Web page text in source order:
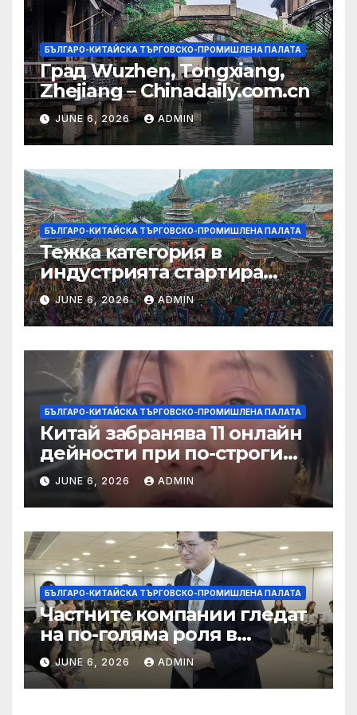
БЪЛГАРО-КИТАЙСКА ТЪРГОВСКО-ПРОМИШЛЕНА ПАЛАТА
Град Wuzhen, Tongxiang,
Zhejiang – Chinadaily.com.cn
JUNE 6, 2026 ADMIN
БЪЛГАРО-КИТАЙСКА ТЪРГОВСКО-ПРОМИШЛЕНА ПАЛАТА
Тежка категория в
индустрията стартира
алианс за космическа
слънчева енергия
JUNE 6, 2026 ADMIN
БЪЛГАРО-КИТАЙСКА ТЪРГОВСКО-ПРОМИШЛЕНА ПАЛАТА
Китай забранява 11 онлайн
дейности при по-строги
правила за ограничаване на
слуховете и
кибернасилниците
JUNE 6, 2026 ADMIN
БЪЛГАРО-КИТАЙСКА ТЪРГОВСКО-ПРОМИШЛЕНА ПАЛАТА
Частните компании гледат
на по-голяма роля в
стратегическата
енергетика
JUNE 6, 2026 ADMIN